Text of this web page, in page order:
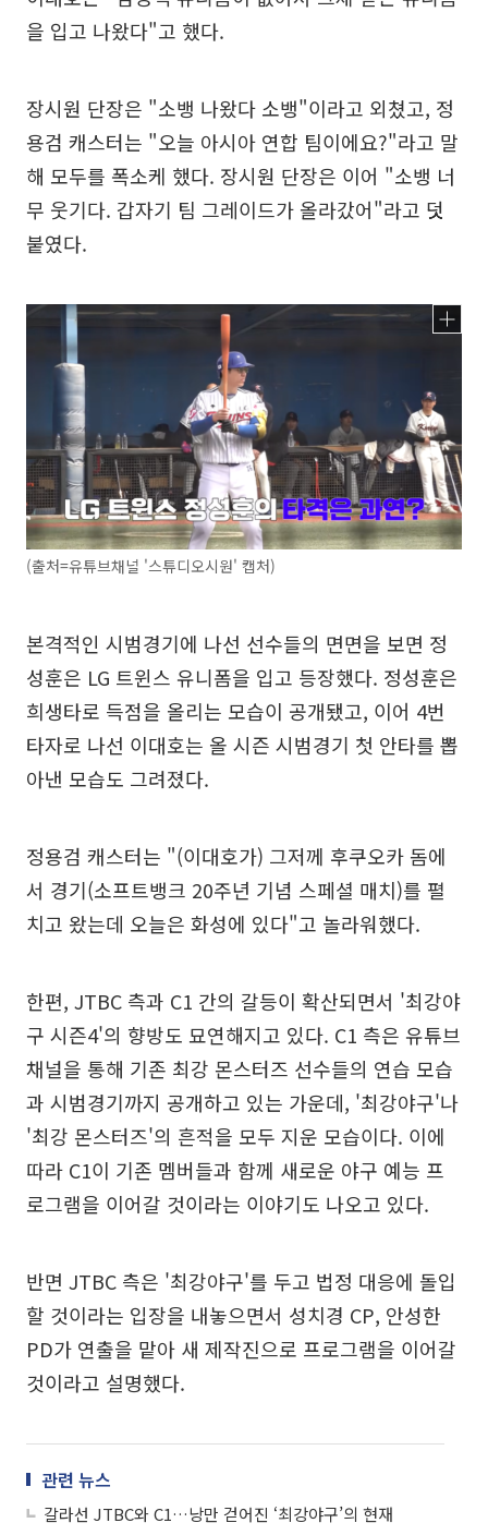
을 입고 나왔다"고 했다.
장시원 단장은 "소뱅 나왔다 소뱅"이라고 외쳤고, 정
용검 캐스터는 "오늘 아시아 연합 팀이에요?"라고 말
해 모두를 폭소케 했다. 장시원 단장은 이어 "소뱅 너
무 웃기다. 갑자기 팀 그레이드가 올라갔어"라고 덧
붙였다.
(출처=유튜브채널 '스튜디오시원' 캡처)
본격적인 시범경기에 나선 선수들의 면면을 보면 정
성훈은 LG 트윈스 유니폼을 입고 등장했다. 정성훈은
희생타로 득점을 올리는 모습이 공개됐고, 이어 4번
타자로 나선 이대호는 올 시즌 시범경기 첫 안타를 뽑
아낸 모습도 그려졌다.
정용검 캐스터는 "(이대호가) 그저께 후쿠오카 돔에
서 경기(소프트뱅크 20주년 기념 스페셜 매치)를 펼
치고 왔는데 오늘은 화성에 있다"고 놀라워했다.
한편, JTBC 측과 C1 간의 갈등이 확산되면서 '최강야
구 시즌4'의 향방도 묘연해지고 있다. C1 측은 유튜브
채널을 통해 기존 최강 몬스터즈 선수들의 연습 모습
과 시범경기까지 공개하고 있는 가운데, '최강야구'나
'최강 몬스터즈'의 흔적을 모두 지운 모습이다. 이에
따라 C1이 기존 멤버들과 함께 새로운 야구 예능 프
로그램을 이어갈 것이라는 이야기도 나오고 있다.
반면 JTBC 측은 '최강야구'를 두고 법정 대응에 돌입
할 것이라는 입장을 내놓으면서 성치경 CP, 안성한
PD가 연출을 맡아 새 제작진으로 프로그램을 이어갈
것이라고 설명했다.
관련 뉴스
갈라선 JTBC와 C1…낭만 걷어진 ‘최강야구’의 현재